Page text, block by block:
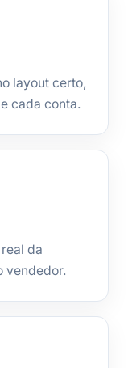
layout certo,
cada conta.
da
vendedor.